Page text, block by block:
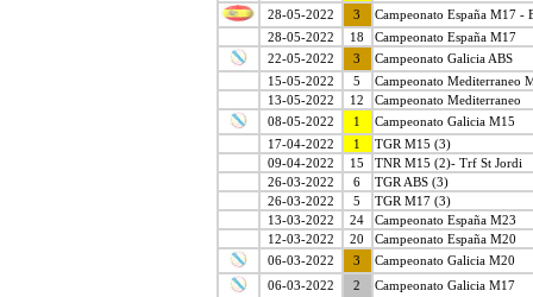
28-05-2022
3
Campeonato España M17 -
28-05-2022
18
Campeonato España M17
22-05-2022
3
Campeonato Galicia ABS
15-05-2022
5
Campeonato Mediterraneo
13-05-2022
12
Campeonato Mediterraneo
08-05-2022
1
Campeonato Galicia M15
17-04-2022
1
TGR M15 (3)
09-04-2022
15
TNR M15 (2)- Trf St Jordi
26-03-2022
6
TGR ABS (3)
26-03-2022
5
TGR M17 (3)
13-03-2022
24
Campeonato España M23
12-03-2022
20
Campeonato España M20
06-03-2022
3
Campeonato Galicia M20
06-03-2022
2
Campeonato Galicia M17